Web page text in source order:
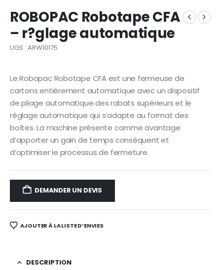
ROBOPAC Robotape CFA
– r?glage automatique
UGS : ARW10175
Le Robopac Robotape CFA est une fermeuse de
cartons entièrement automatique avec un dispositif
de pliage automatique des rabats supérieurs et le
réglage automatique qui s’adapte au format des
boîtes. La machine présente comme avantage
d’apporter un gain de temps conséquent et
d’optimiser le processus de fermeture.
DEMANDER UN DEVIS
AJOUTER À LA LISTE D’ENVIES
DESCRIPTION